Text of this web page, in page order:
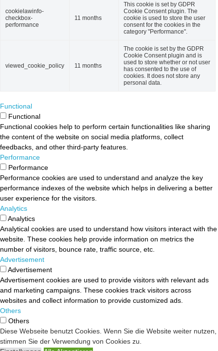
Diese Webseite benutzt Cookies. Wenn Sie die Website weiter nutzen,
stimmen Sie der Verwendung von Cookies zu.
cookielawinfo-
checkbox-
performance
11 months
This cookie is set by GDPR
Cookie Consent plugin. The
cookie is used to store the user
consent for the cookies in the
category "Performance".
viewed_cookie_policy 11 months
The cookie is set by the GDPR
Cookie Consent plugin and is
used to store whether or not user
has consented to the use of
cookies. It does not store any
personal data.
Functional
Functional
Functional cookies help to perform certain functionalities like sharing
the content of the website on social media platforms, collect
feedbacks, and other third-party features.
Performance
Performance
Performance cookies are used to understand and analyze the key
performance indexes of the website which helps in delivering a better
user experience for the visitors.
Analytics
Analytics
Analytical cookies are used to understand how visitors interact with the
website. These cookies help provide information on metrics the
number of visitors, bounce rate, traffic source, etc.
Advertisement
Advertisement
Advertisement cookies are used to provide visitors with relevant ads
and marketing campaigns. These cookies track visitors across
websites and collect information to provide customized ads.
Others
Others
Other uncategorized cookies are those that are being analyzed and
have not been classified into a category as yet.